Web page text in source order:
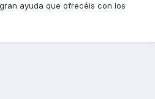
ayuda que ofrecéis con los